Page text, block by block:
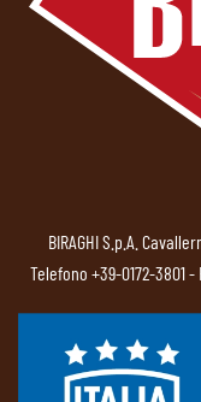
BIRAGHI S.p.A.
Telefono +39-0172-3801-